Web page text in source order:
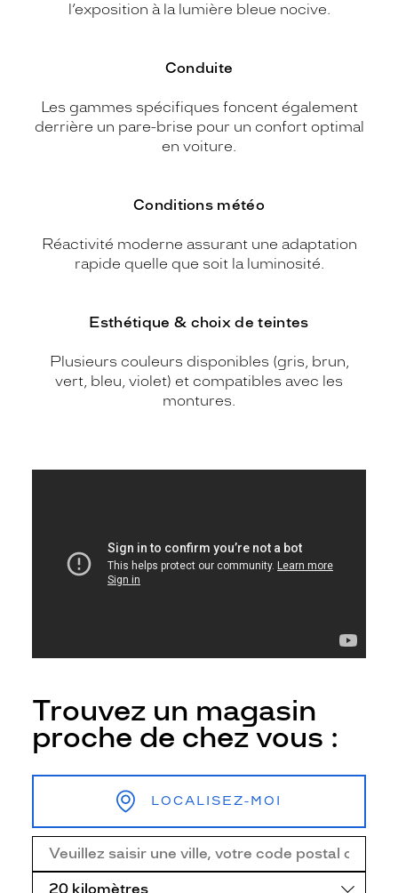
l’exposition à la lumière bleue nocive.
Conduite
Les gammes spécifiques foncent également
derrière un pare-brise pour un confort optimal
en voiture.
Conditions météo
Réactivité moderne assurant une adaptation
rapide quelle que soit la luminosité.
Esthétique & choix de teintes
Plusieurs couleurs disponibles (gris, brun,
vert, bleu, violet) et compatibles avec les
montures.
Trouvez un magasin
proche de chez vous :
LOCALISEZ-MOI